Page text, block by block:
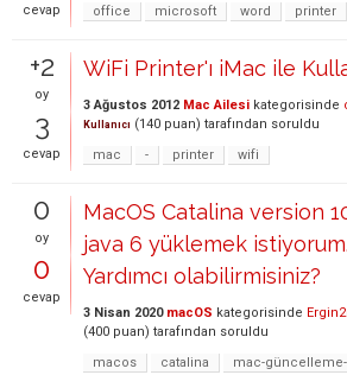
cevap
office
microsoft word printer
+2
oy
3
cevap
WiFi Printer'ı iMac ile
3 Ağustos 2012 Mac Ailesi kategorisinde
Kullanıcı (140 puan) tarafından soruldu
mac
- printer wifi
0
oy
0
cevap
MacOS Catalina version
java 6 yüklemek istiyorum.
Yardımcı olabilirmisiniz?
3 Nisan 2020 macOS kategorisinde
(400 puan) tarafından soruldu
macos
catalina mac-